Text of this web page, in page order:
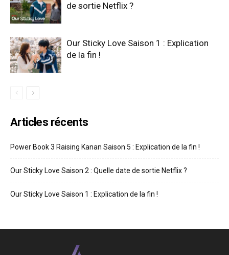
de sortie Netflix ?
Our Sticky Love Saison 1 : Explication
de la fin !
Articles récents
Power Book 3 Raising Kanan Saison 5 : Explication de la fin !
Our Sticky Love Saison 2 : Quelle date de sortie Netflix ?
Our Sticky Love Saison 1 : Explication de la fin !